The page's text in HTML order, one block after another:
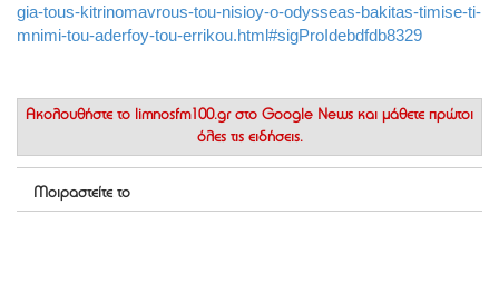
gia-tous-kitrinomavrous-tou-nisioy-o-odysseas-bakitas-timise-ti-
mnimi-tou-aderfoy-tou-errikou.html#sigProIdebdfdb8329
Ακολουθήστε το limnosfm100.gr στο Google News και μάθετε πρώτοι
όλες τις ειδήσεις.
Μοιραστείτε το